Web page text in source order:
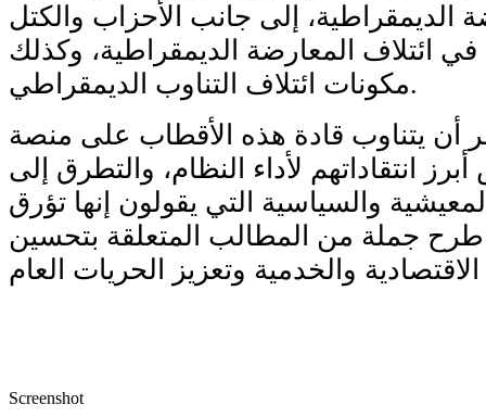
إلى جانب الأحزاب والكتل
ائتلاف المعارضة الديمقراطية، وكذلك
مكونات ائتلاف التناوب الديمقراطي.
أن يتناوب قادة هذه الأقطاب على منصة
انتقاداتهم لأداء النظام، والتطرق إلى
والسياسية التي يقولون إنها تؤرق
طرح جملة من المطالب المتعلقة بتحسين
والخدمية وتعزيز الحريات العام
Screenshot